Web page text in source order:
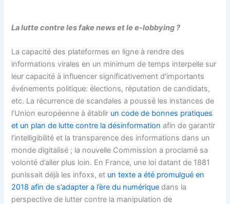
La lutte contre les fake news et le e-lobbying ?
La capacité des plateformes en ligne à rendre des
informations virales en un minimum de temps interpelle sur
leur capacité à influencer significativement d’importants
événements politique: élections, réputation de candidats,
etc. La récurrence de scandales a poussé les instances de
l’Union européenne à établir un code de bonnes pratiques
et un plan de lutte contre la désinformation afin de garantir
l’intelligibilité et la transparence des informations dans un
monde digitalisé ; la nouvelle Commission a proclamé sa
volonté d’aller plus loin. En France, une loi datant de 1881
punissait déjà les infoxs, et un texte a été promulgué en
2018 afin de s’adapter a l’ère du numérique dans la
perspective de lutter contre la manipulation de